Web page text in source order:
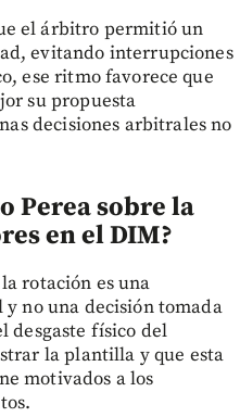
el árbitro permitió un
evitando interrupciones
ese ritmo favorece que
su propuesta
decisiones arbitrales no
Perea sobre la
en el DIM?
rotación es una
no una decisión tomada
desgaste físico del
la plantilla y que esta
motivados a los